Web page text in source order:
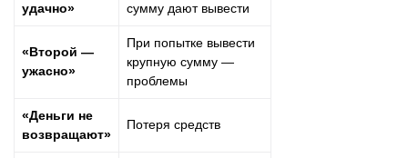
удачно»
сумму дают вывести
«Второй —
ужасно»
При попытке вывести
крупную сумму —
проблемы
«Деньги не
возвращают»
Потеря средств